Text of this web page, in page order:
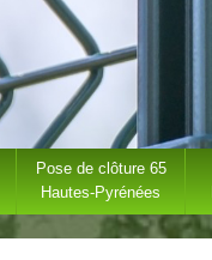
Pose de clôture 65
Hautes-Pyrénées